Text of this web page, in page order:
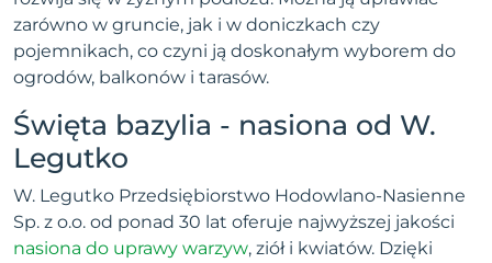
zarówno w gruncie, jak i w doniczkach czy
pojemnikach, co czyni ją doskonałym wyborem do
ogrodów, balkonów i tarasów.
Święta bazylia - nasiona od W.
Legutko
W. Legutko Przedsiębiorstwo Hodowlano-Nasienne
Sp. z o.o. od ponad 30 lat oferuje najwyższej jakości
nasiona do uprawy warzyw, ziół i kwiatów. Dzięki